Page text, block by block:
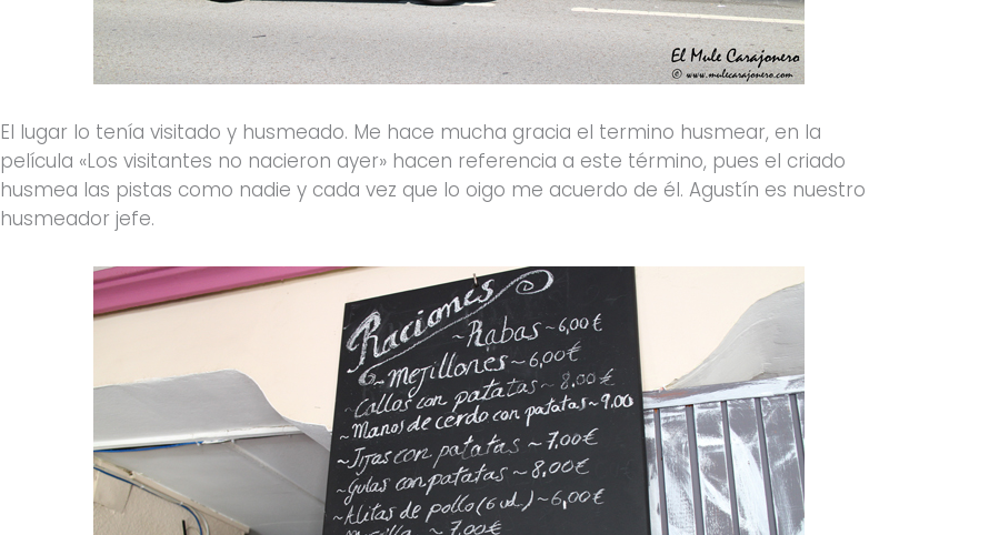
El lugar lo tenía visitado y husmeado. Me hace mucha gracia el termino husmear, en la
película «Los visitantes no nacieron ayer» hacen referencia a este término, pues el criado
husmea las pistas como nadie y cada vez que lo oigo me acuerdo de él. Agustín es nuestro
husmeador jefe.